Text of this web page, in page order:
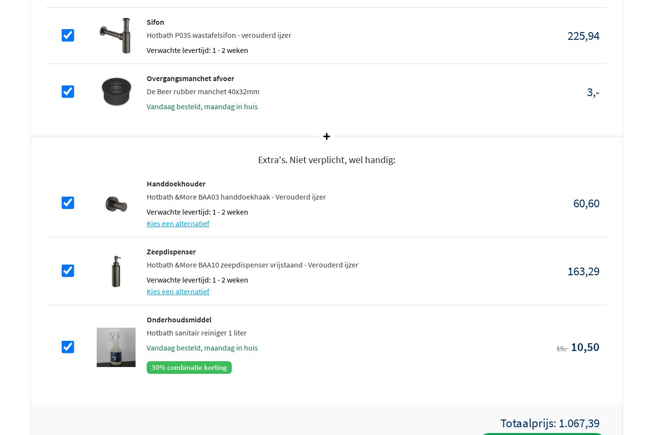
wat zorgt voor een prachtige afwerking en een lange levensduur.
Hotbath Cobber CB105 biedt alles wat je nodig hebt voor een stijlvolle en
functionele inbouw wastafelkraan!
Sifon
Hotbath P035 wastafelsifon - verouderd ijzer
Verwachte levertijd: 1 - 2 weken
225,94
Overgangsmanchet afvoer
De Beer rubber manchet 40x32mm
vandaag besteld, maandag in huis
3,-
Extra's. Niet verplicht, wel handig:
Handdoekhouder
Hotbath &More BAA03 handdoekhaak - Verouderd ijzer
Verwachte levertijd: 1 - 2 weken
Kies een alternatief
60,60
Zeepdispenser
Hotbath &More BAA10 zeepdispenser vrijstaand - Verouderd ijzer
Verwachte levertijd: 1 - 2 weken
Kies een alternatief
163,29
Onderhoudsmiddel
Hotbath sanitair reiniger 1 liter
vandaag besteld, maandag in huis
30% combinatie korting
15,- 10,50
Totaalprijs: 1.067,39